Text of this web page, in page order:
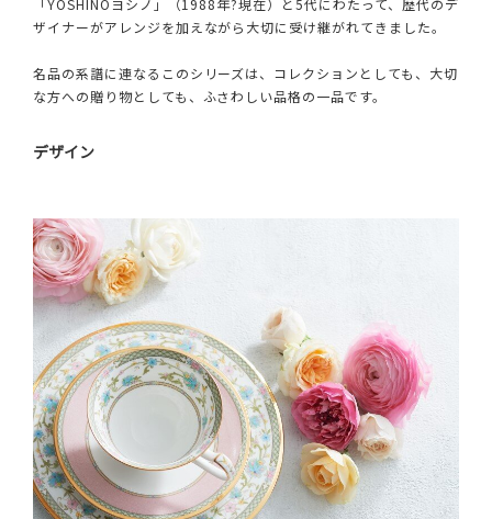
「YOSHINOヨシノ」（1988年?現在）と5代にわたって、歴代のデ
ザイナーがアレンジを加えながら大切に受け継がれてきました。
名品の系譜に連なるこのシリーズは、コレクションとしても、大切
な方への贈り物としても、ふさわしい品格の一品です。
デザイン